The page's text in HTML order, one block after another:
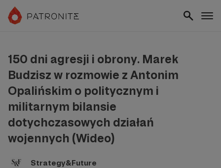
150 dni agresji i obrony. Marek
Budzisz w rozmowie z Antonim
Opalińskim o politycznym i
militarnym bilansie
dotychczasowych działań
wojennych (Wideo)
Strategy&Future